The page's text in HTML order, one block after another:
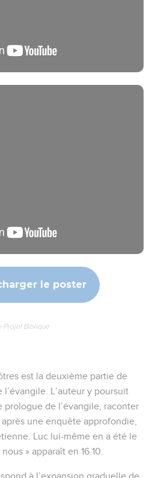
le poster
Projet Biblique
est la deuxième partie de
L’auteur y poursuit
prologue de l’évangile, raconter
après une enquête approfondie,
Luc lui-même en a été le
» apparaît en 16.10.
à l’expansion graduelle de